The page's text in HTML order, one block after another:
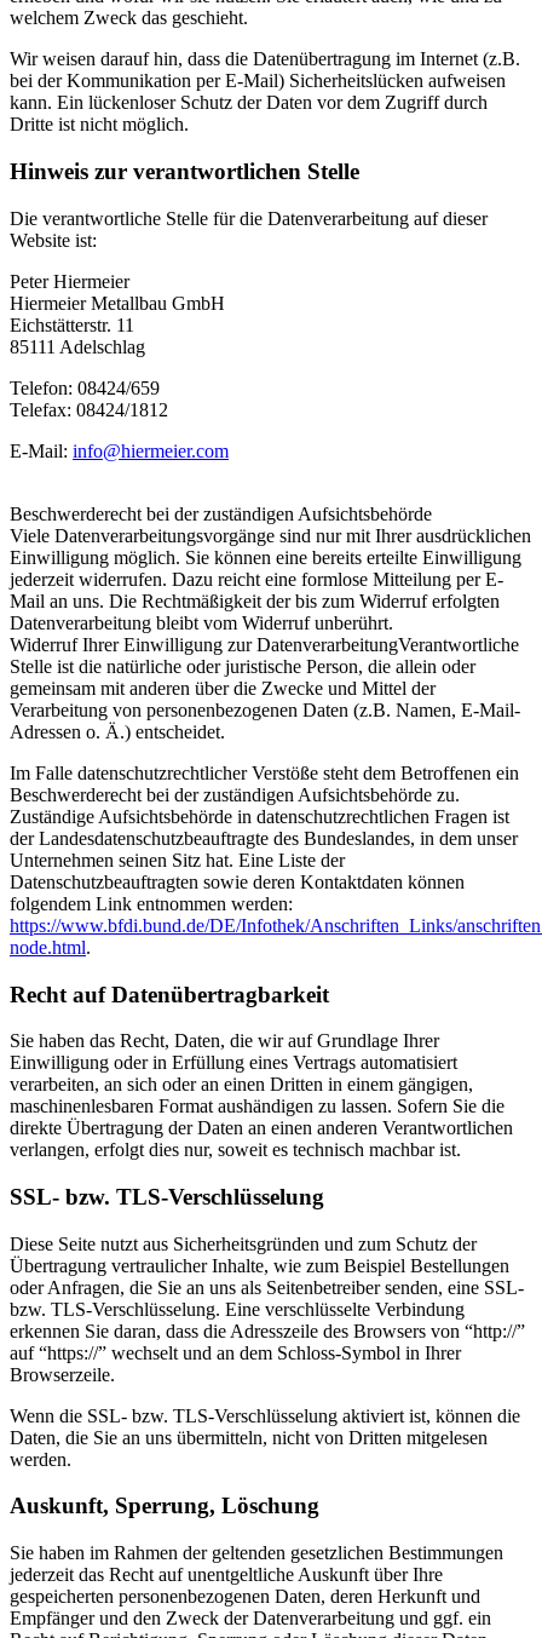
welchem Zweck das geschieht.
Wir weisen darauf hin, dass die Datenübertragung im Internet (z.B.
bei der Kommunikation per E-Mail) Sicherheitslücken aufweisen
kann. Ein lückenloser Schutz der Daten vor dem Zugriff durch
Dritte ist nicht möglich.
Hinweis zur verantwortlichen Stelle
Die verantwortliche Stelle für die Datenverarbeitung auf dieser
Website ist:
Peter Hiermeier
Hiermeier Metallbau GmbH
Eichstätterstr. 11
85111 Adelschlag
Telefon: 08424/659
Telefax: 08424/1812
E-Mail: info@hiermeier.com
Beschwerderecht bei der zuständigen Aufsichtsbehörde
Viele Datenverarbeitungsvorgänge sind nur mit Ihrer ausdrücklichen
Einwilligung möglich. Sie können eine bereits erteilte Einwilligung
jederzeit widerrufen. Dazu reicht eine formlose Mitteilung per E-
Mail an uns. Die Rechtmäßigkeit der bis zum Widerruf erfolgten
Datenverarbeitung bleibt vom Widerruf unberührt.
Widerruf Ihrer Einwilligung zur DatenverarbeitungVerantwortliche
Stelle ist die natürliche oder juristische Person, die allein oder
gemeinsam mit anderen über die Zwecke und Mittel der
Verarbeitung von personenbezogenen Daten (z.B. Namen, E-Mail-
Adressen o. Ä.) entscheidet.
Im Falle datenschutzrechtlicher Verstöße steht dem Betroffenen ein
Beschwerderecht bei der zuständigen Aufsichtsbehörde zu.
Zuständige Aufsichtsbehörde in datenschutzrechtlichen Fragen ist
der Landesdatenschutzbeauftragte des Bundeslandes, in dem unser
Unternehmen seinen Sitz hat. Eine Liste der
Datenschutzbeauftragten sowie deren Kontaktdaten können
folgendem Link entnommen werden:
https://www.bfdi.bund.de/DE/Infothek/Anschriften_Links/
node.html.
Recht auf Datenübertragbarkeit
Sie haben das Recht, Daten, die wir auf Grundlage Ihrer
Einwilligung oder in Erfüllung eines Vertrags automatisiert
verarbeiten, an sich oder an einen Dritten in einem gängigen,
maschinenlesbaren Format aushändigen zu lassen. Sofern Sie die
direkte Übertragung der Daten an einen anderen Verantwortlichen
verlangen, erfolgt dies nur, soweit es technisch machbar ist.
SSL- bzw. TLS-Verschlüsselung
Diese Seite nutzt aus Sicherheitsgründen und zum Schutz der
Übertragung vertraulicher Inhalte, wie zum Beispiel Bestellungen
oder Anfragen, die Sie an uns als Seitenbetreiber senden, eine SSL-
bzw. TLS-Verschlüsselung. Eine verschlüsselte Verbindung
erkennen Sie daran, dass die Adresszeile des Browsers von “http://”
auf “https://” wechselt und an dem Schloss-Symbol in Ihrer
Browserzeile.
Wenn die SSL- bzw. TLS-Verschlüsselung aktiviert ist, können die
Daten, die Sie an uns übermitteln, nicht von Dritten mitgelesen
werden.
Auskunft, Sperrung, Löschung
Sie haben im Rahmen der geltenden gesetzlichen Bestimmungen
jederzeit das Recht auf unentgeltliche Auskunft über Ihre
gespeicherten personenbezogenen Daten, deren Herkunft und
Empfänger und den Zweck der Datenverarbeitung und ggf. ein